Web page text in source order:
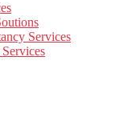
Services